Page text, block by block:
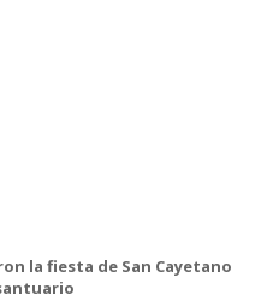
la fiesta de San Cayetano